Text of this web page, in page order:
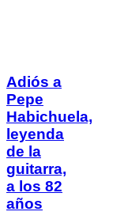
Adiós a
Pepe
Habichuela,
leyenda
de la
guitarra,
a los 82
años